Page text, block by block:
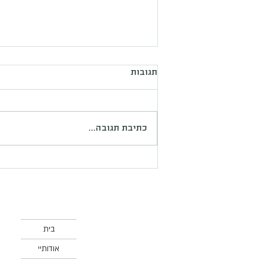
תגובות
כתיבת תגובה...
בית
אודותיי